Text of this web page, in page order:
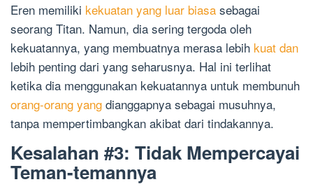
Eren memiliki kekuatan yang luar biasa sebagai
seorang Titan. Namun, dia sering tergoda oleh
kekuatannya, yang membuatnya merasa lebih kuat dan
lebih penting dari yang seharusnya. Hal ini terlihat
ketika dia menggunakan kekuatannya untuk membunuh
orang-orang yang dianggapnya sebagai musuhnya,
tanpa mempertimbangkan akibat dari tindakannya.
Kesalahan #3: Tidak Mempercayai
Teman-temannya